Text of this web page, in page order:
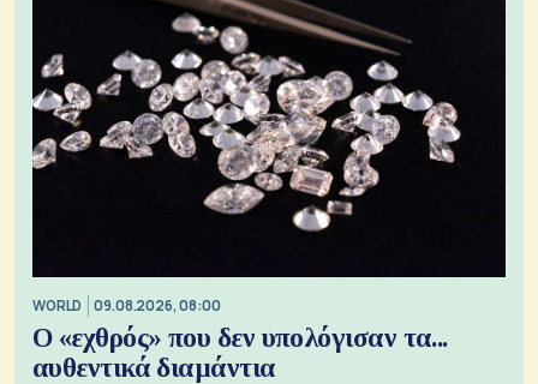
WORLD 09.08.2026, 08:00
Ο «εχθρός» που δεν υπολόγισαν τα...
αυθεντικά διαμάντια